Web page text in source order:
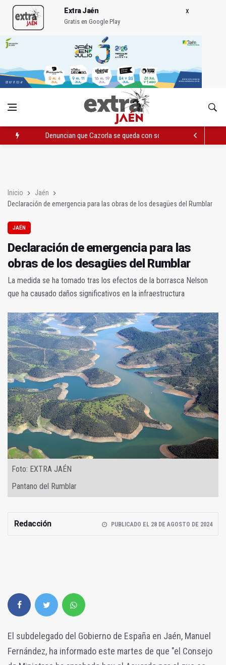
Extra Jaén
Gratis en Google Play
Denuncian que Cazorla se queda con solo dos bomberos por
Inicio
Jaén
Declaración de emergencia para las obras de los desagües del Rumblar
JAÉN
Declaración de emergencia para las
obras de los desagües del Rumblar
La medida se ha tomado tras los efectos de la borrasca Nelson
que ha causado daños significativos en la infraestructura
Foto: EXTRA JAÉN
Pantano del Rumblar
Redacción PUBLICADO EL 28 DE AGOSTO DE 2024
El subdelegado del Gobierno de España en Jaén, Manuel
Fernández, ha informado este martes de que "el Consejo